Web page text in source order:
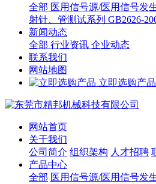
全部 医用信号源/医用信号发
射针、管测试系列 GB2626-
新闻动态
全部 行业资讯 企业动态
联系我们
网站地图
立即选购产品
网站首页
关于我们
公司简介 组织架构 人才招聘
产品中心
全部 医用信号源/医用信号发